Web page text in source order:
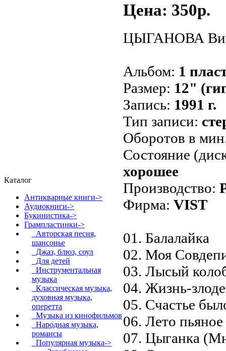
Каталог
Антикварные книги->
Аудиокниги->
Букинистика->
Грампластинки->
Авторская песня,
шансонье
Джаз, блюз, соул
Для детей
Инструментальная
музыка
Классическая музыка,
духовная музыка,
оперетта
Музыка из кинофильмов
Народная музыка,
романсы
Популярная музыка->
Цена: 350p.
ЦЫГАНОВА
Альбом: 1
Размер: 12"
Запись: 1991 г.
Тип записи:
Оборотов в
Состояние
хорошее
Производство:
Фирма: VIST
01. Балалайка
02. Моя
03. Лысый
04. Жизнь-
05. Счастье
06. Лето пьяное
07. Цыганка